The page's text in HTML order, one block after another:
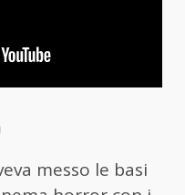
messo le basi